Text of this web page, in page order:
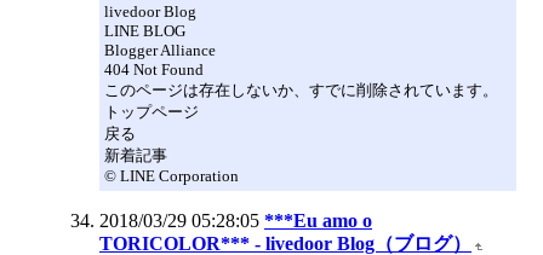
livedoor Blog
LINE BLOG
Blogger Alliance
404 Not Found
このページは存在しないか、すでに削除されています。
トップページ
戻る
新着記事
© LINE Corporation
2018/03/29 05:28:05 ***Eu amo o
TORICOLOR*** - livedoor Blog（ブログ）